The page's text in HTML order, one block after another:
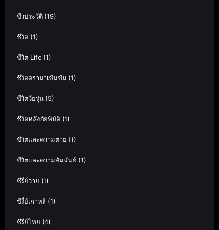
ชีวประวัติ (19)
ชีวิต (1)
ชีวิต Life (1)
ชีวิตดราม่าเข้มข้น (1)
ชีวิตวัยรุ่น (5)
ชีวิตหลังภัยพิบัติ (1)
ชีวิตและความตาย (1)
ชีวิตและความสัมพันธ์ (1)
ซีรี่ย์วาย (1)
ซีรี่ย์เกาหลี (1)
ซีรีย์ไทย (4)